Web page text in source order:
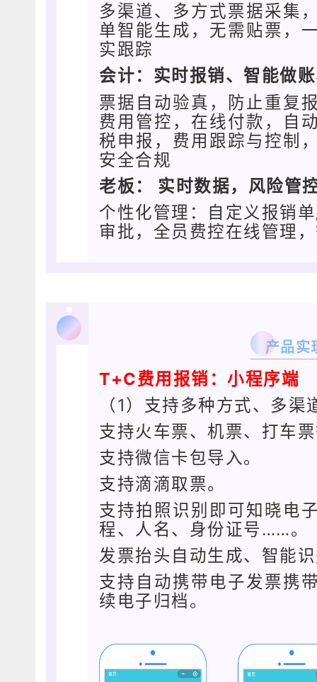
多渠道、多方式票据采集
单智能生成，无需贴票，
实跟踪
会计：
实时报销、智能做
票据自动验真，防止重复
费用管控，在线付款，自
税申报，费用跟踪与控制
安全合规
老板： 实时数据，风险管
个性化管理：自定义报销
审批，全员费控在线管理
产品实
T+C费用报销：小程序端
（1）支持多种方式、多渠
支持火车票、机票、打车
支持微信卡包导入。
支持滴滴取票。
支持拍照识别即可知晓电
程、人名、身份证号……。
发票抬头自动生成、智能
支持自动携带电子发票携
续电子归档。